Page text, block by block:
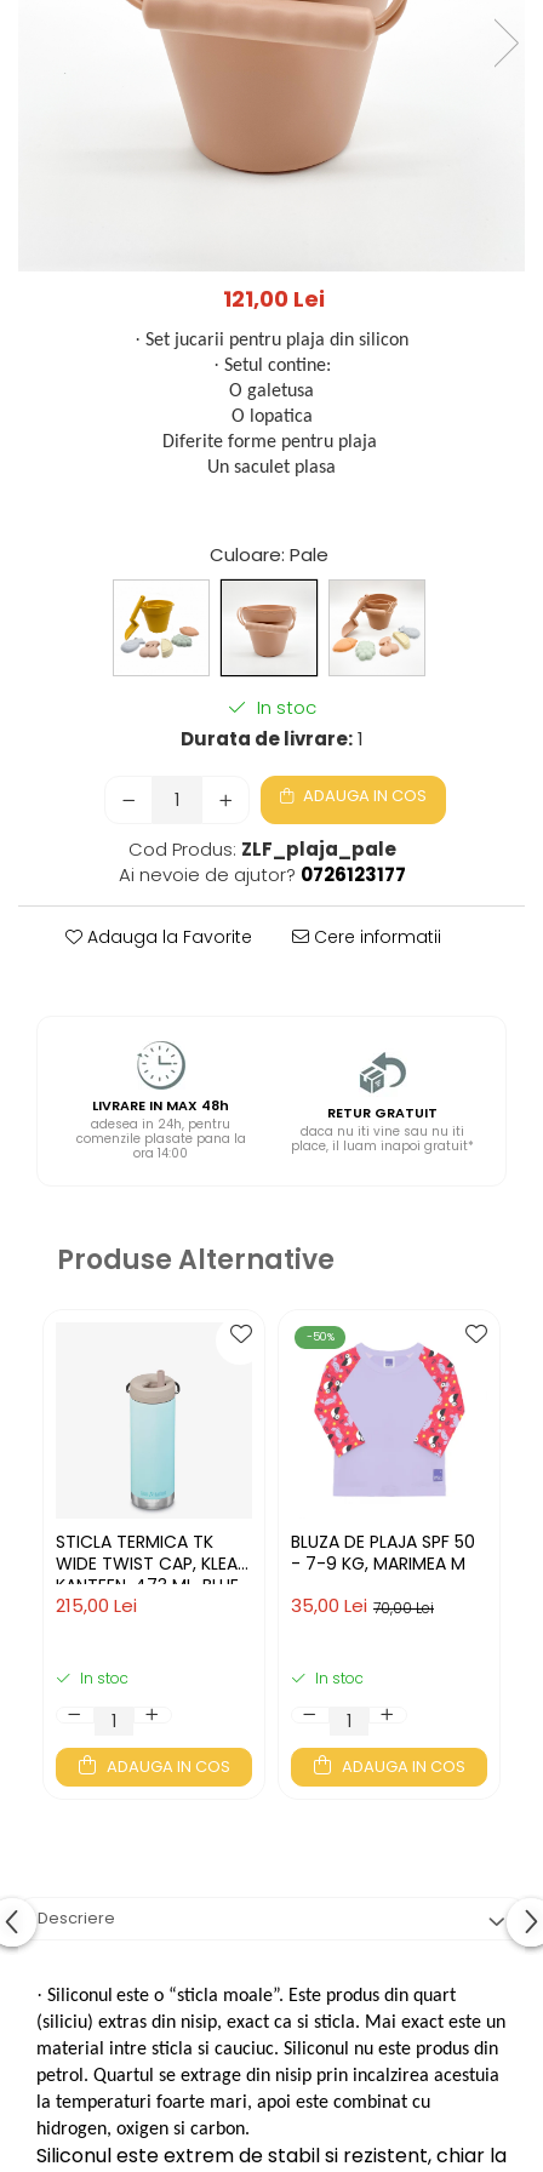
Jucarii pentru dentitie
CHARLIE BANANA
Chilotei de antrenament la olita
121,00 Lei
· Set jucarii pentru plaja din silicon
· Setul contine:
O galetusa
O lopatica
Diferite forme pentru plaja
Un saculet plasa
Culoare: Pale
In stoc
Durata de livrare:1
ADAUGA IN COS
Cod Produs: ZLF_plaja_pale
Ai nevoie de ajutor? 0726123177
Adauga la Favorite Cere informatii
LIVRARE IN MAX 48h
adesea in 24h, pentru
comenzile plasate pana la
ora 14:00
RETUR GRATUIT
daca nu iti vine sau nu iti
place, il luam inapoi gratuit*
Produse Alternative
STICLA TERMICA TK
WIDE TWIST CAP, KLEAN
KANTEEN, 473 ML, BLUE
TINT
215,00 Lei
In stoc
ADAUGA IN COS
-50%
BLUZA DE PLAJA SPF 50
- 7-9 KG, MARIMEA M
70,00 Lei
35,00 Lei
In stoc
ADAUGA IN COS
Descriere
· Siliconul este o “sticla moale”. Este produs din quart
(siliciu) extras din nisip, exact ca si sticla. Mai exact este un
material intre sticla si cauciuc. Siliconul nu este produs din
petrol. Quartul se extrage din nisip prin incalzirea acestuia
la temperaturi foarte mari, apoi este combinat cu
hidrogen, oxigen si carbon.
Siliconul este extrem de stabil si rezistent, chiar la